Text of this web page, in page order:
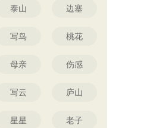
泰山 边塞
写鸟 桃花
母亲 伤感
写云 庐山
星星 老子